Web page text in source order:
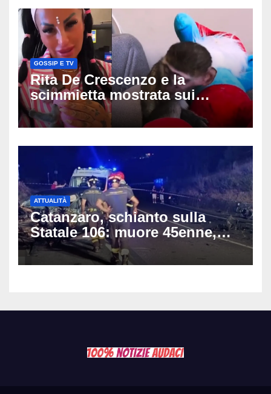
GOSSIP E TV
Rita De Crescenzo e la
scimmietta mostrata sui
social: scattano esposti, cosa
rischia l’influencer
ATTUALITÀ
Catanzaro, schianto sulla
Statale 106: muore 45enne,
coinvolti un’auto, un suv e
una moto